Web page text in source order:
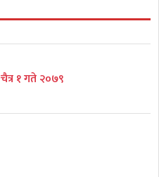
चैत्र १ गते २०७९